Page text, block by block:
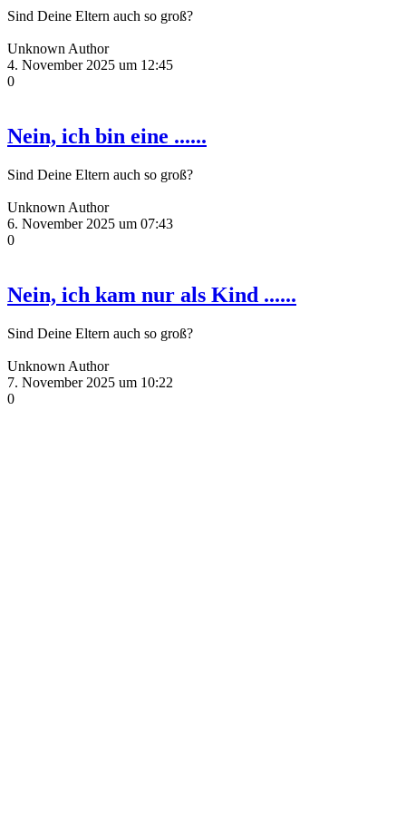
Sind Deine Eltern auch so groß?
Unknown Author
4. November 2025 um 12:45
0
Nein, ich bin eine ......
Sind Deine Eltern auch so groß?
Unknown Author
6. November 2025 um 07:43
0
Nein, ich kam nur als Kind ......
Sind Deine Eltern auch so groß?
Unknown Author
7. November 2025 um 10:22
0